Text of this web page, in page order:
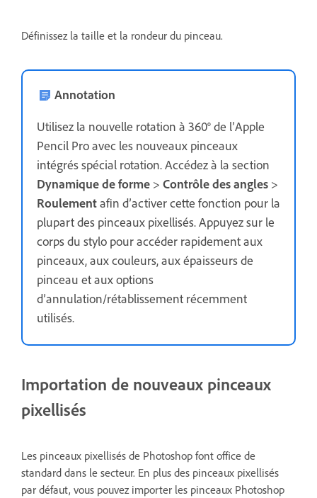
Définissez la taille et la rondeur du pinceau.
Annotation
Utilisez la nouvelle rotation à 360° de l’Apple
Pencil Pro avec les nouveaux pinceaux
intégrés spécial rotation. Accédez à la section
Dynamique de forme > Contrôle des angles >
Roulementafin d’activer cette fonction pour la
plupart des pinceaux pixellisés. Appuyez sur le
corps du stylo pour accéder rapidement aux
pinceaux, aux couleurs, aux épaisseurs de
pinceau et aux options
d’annulation/rétablissement récemment
utilisés.
Importation de nouveaux pinceaux
pixellisés
Les pinceaux pixellisés de Photoshop font office de
standard dans le secteur. En plus des pinceaux pixellisés
par défaut, vous pouvez importer les pinceaux Photoshop